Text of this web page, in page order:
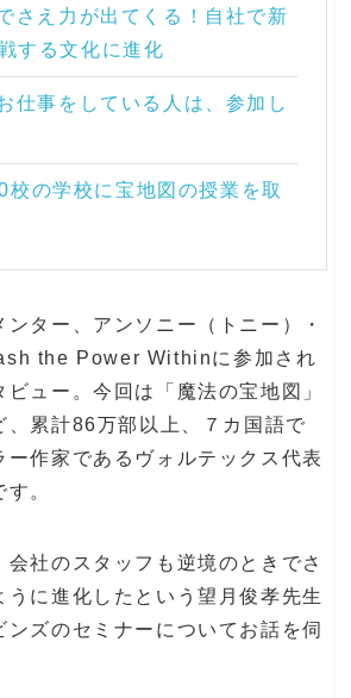
さえ力が出てくる！自社で新
する文化に進化
仕事をしている人は、参加し
の学校に宝地図の授業を取
ター、アンソニー（トニー）・
the Power Withinに参加され
ュー。今回は「魔法の宝地図」
、累計86万部以上、７カ国語で
ー作家であるヴォルテックス代表
。
会社のスタッフも逆境のときでさ
うに進化したという望月俊孝先生
ンズのセミナーについてお話を伺